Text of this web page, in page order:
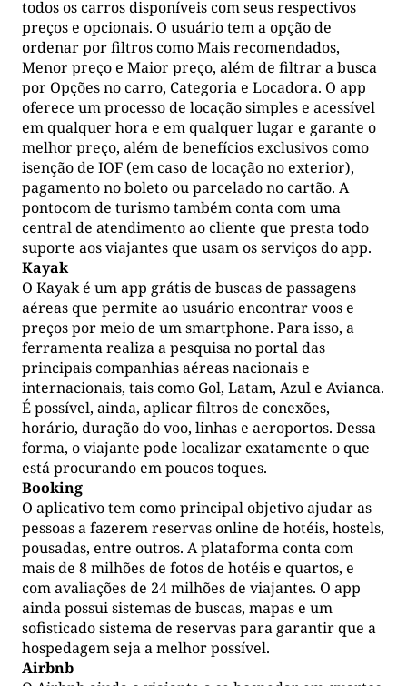
todos os carros disponíveis com seus respectivos
preços e opcionais. O usuário tem a opção de
ordenar por filtros como Mais recomendados,
Menor preço e Maior preço, além de filtrar a busca
por Opções no carro, Categoria e Locadora. O app
oferece um processo de locação simples e acessível
em qualquer hora e em qualquer lugar e garante o
melhor preço, além de benefícios exclusivos como
isenção de IOF (em caso de locação no exterior),
pagamento no boleto ou parcelado no cartão. A
pontocom de turismo também conta com uma
central de atendimento ao cliente que presta todo
suporte aos viajantes que usam os serviços do app.
Kayak
O Kayak é um app grátis de buscas de passagens
aéreas que permite ao usuário encontrar voos e
preços por meio de um smartphone. Para isso, a
ferramenta realiza a pesquisa no portal das
principais companhias aéreas nacionais e
internacionais, tais como Gol, Latam, Azul e Avianca.
É possível, ainda, aplicar filtros de conexões,
horário, duração do voo, linhas e aeroportos. Dessa
forma, o viajante pode localizar exatamente o que
está procurando em poucos toques.
Booking
O aplicativo tem como principal objetivo ajudar as
pessoas a fazerem reservas online de hotéis, hostels,
pousadas, entre outros. A plataforma conta com
mais de 8 milhões de fotos de hotéis e quartos, e
com avaliações de 24 milhões de viajantes. O app
ainda possui sistemas de buscas, mapas e um
sofisticado sistema de reservas para garantir que a
hospedagem seja a melhor possível.
Airbnb